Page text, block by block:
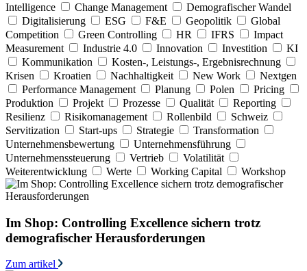
Intelligence
Change Management
Demografischer Wandel
Digitalisierung
ESG F&E Geopolitik
Global
Competition
Green Controlling HR IFRS
Impact
Measurement
Industrie 4.0 Innovation Investition
KI
Kommunikation
Kosten-, Leistungs-, Ergebnisrechnung
Krisen
Kroatien Nachhaltigkeit New Work
Nextgen
Performance Management
Planung Polen
Pricing
Produktion
Projekt Prozesse Qualität
Reporting
Resilienz
Risikomanagement Rollenbild
Schweiz
Servitization
Start-ups Strategie
Transformation
Unternehmensbewertung
Unternehmensführung
Unternehmenssteuerung
Vertrieb
Volatilität
Weiterentwicklung
Werte Working Capital Workshop
Im Shop: Controlling Excellence sichern trotz
demografischer Herausforderungen
Zum artikel